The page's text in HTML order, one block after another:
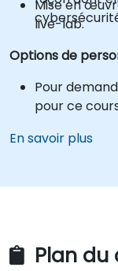
Mise en
live-lab.
Options de
Pour
pour ce
En savoir plus
Plan du